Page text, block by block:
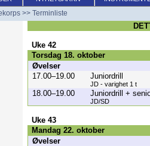
>> Terminliste
Uke 42
Torsdag 18. oktober
Øvelser
17.00–19.00
Juniordrill
JD - varighet 1 t
18.00–19.00 Juniordrill +
JD/SD
Uke 43
Mandag 22. oktober
Øvelser